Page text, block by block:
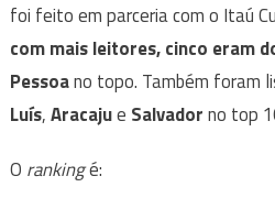
foi feito em parceria com o Itaú
com mais leitores, cinco eram
Pessoano topo. Também foram
Luís,Aracajue Salvadorno top
O rankingé: